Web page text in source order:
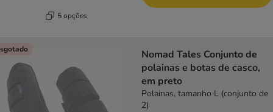
5 opções
Nomad Tales Conjunto de
polainas e botas de casco,
em preto
Polainas, tamanho L (conjunto de
2)